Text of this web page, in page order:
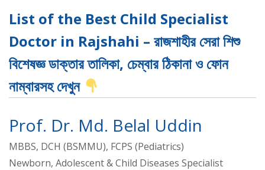
List of the Best Child Specialist
Doctor in Rajshahi – রাজশাহীর সেরা শিশু
বিশেষজ্ঞ ডাক্তার তালিকা, চেম্বার ঠিকানা ও ফোন
নাম্বারসহ দেখুন
Prof. Dr. Md. Belal Uddin
MBBS, DCH (BSMMU), FCPS (Pediatrics)
Newborn, Adolescent & Child Diseases Specialist